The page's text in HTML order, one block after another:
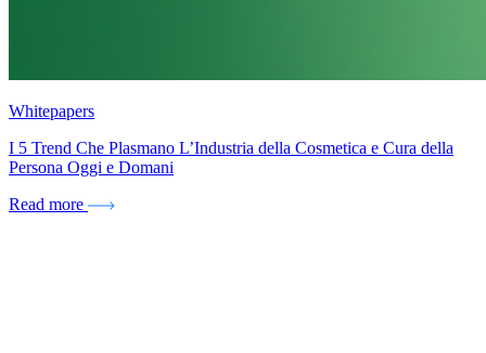
Whitepapers
I 5 Trend Che Plasmano L’Industria della Cosmetica e Cura della
Persona Oggi e Domani
Read more